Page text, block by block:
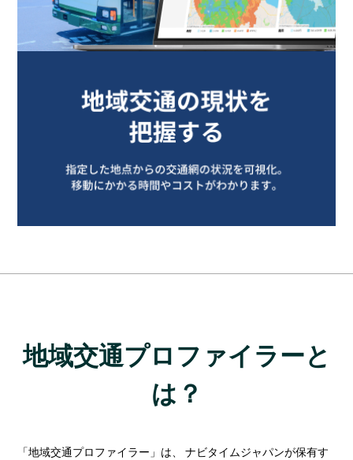
地域交通プロファイラーと
は？
「地域交通プロファイラー」は、 ナビタイムジャパンが保有す